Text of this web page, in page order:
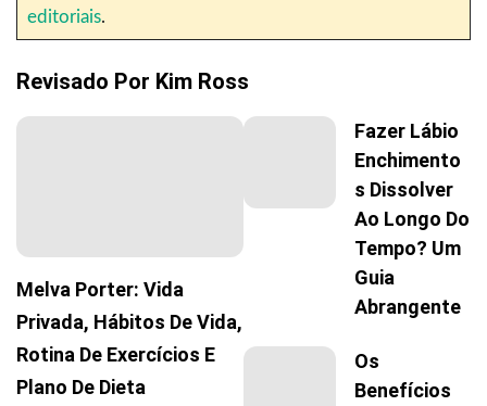
editoriais.
Revisado Por Kim Ross
Melva Porter: Vida
Privada, Hábitos De Vida,
Rotina De Exercícios E
Plano De Dieta
Fazer Lábio
Enchimento
S Dissolver
Ao Longo Do
Tempo? Um
Guia
Abrangente
Os
Benefícios